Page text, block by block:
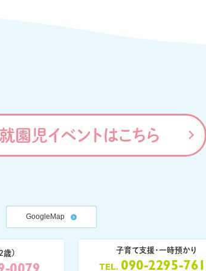
園児イベントはこちら
GoogleMap
歳) 子育て支援・一時預かり
TEL 090-2295-